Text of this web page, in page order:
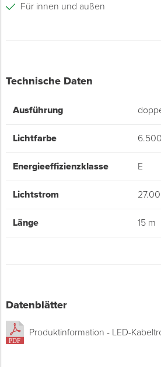
Für innen und außen
Technische Daten
Ausführung
Lichtfarbe
Energieeffizienzklasse E
Lichtstrom
Länge 15 m
Datenblätter
Produktinformation - LED-